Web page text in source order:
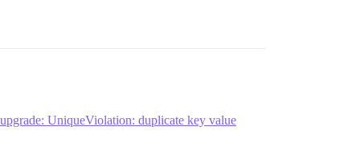
UniqueViolation: duplicate key value